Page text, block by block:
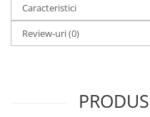
Caracteristici
Review-uri(0)